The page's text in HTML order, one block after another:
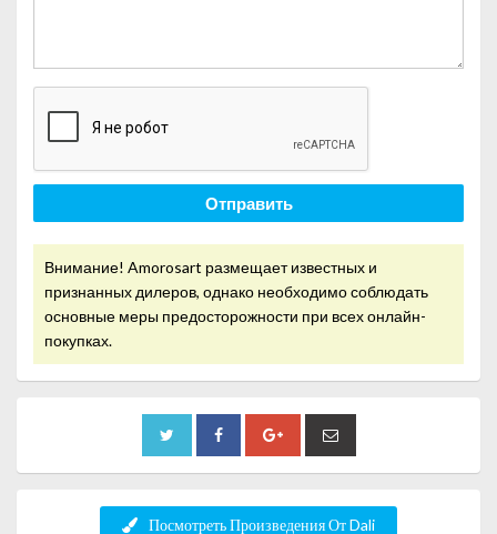
Отправить
Внимание! Amorosart размещает известных и
признанных дилеров, однако необходимо соблюдать
основные меры предосторожности при всех онлайн-
покупках.
Посмотреть Произведения От Dali